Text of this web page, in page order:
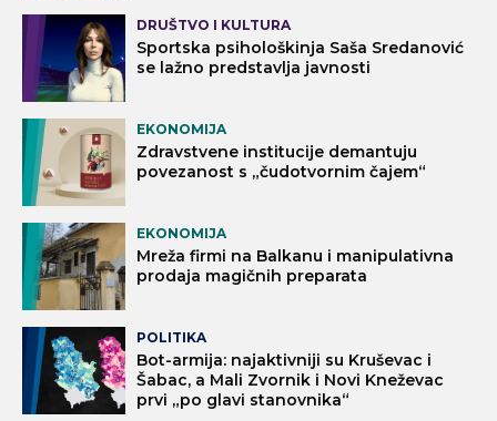
DRUŠTVO I KULTURA
Sportska psihološkinja Saša Sredanović
se lažno predstavlja javnosti
EKONOMIJA
Zdravstvene institucije demantuju
povezanost s „čudotvornim čajem“
EKONOMIJA
Mreža firmi na Balkanu i manipulativna
prodaja magičnih preparata
POLITIKA
Bot-armija: najaktivniji su Kruševac i
Šabac, a Mali Zvornik i Novi Kneževac
prvi „po glavi stanovnika“